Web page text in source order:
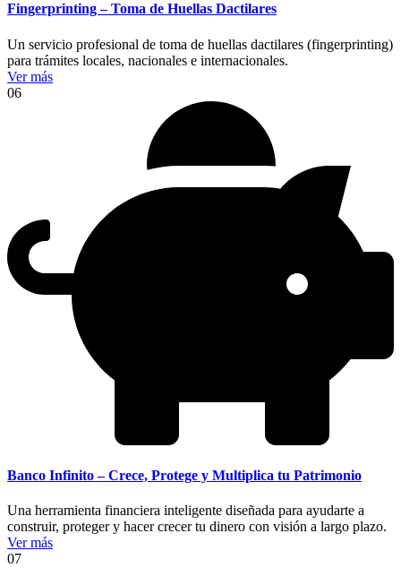
Fingerprinting – Toma de Huellas Dactilares
Un servicio profesional de toma de huellas dactilares (fingerprinting)
para trámites locales, nacionales e internacionales.
Ver más
06
Banco Infinito – Crece, Protege y Multiplica tu Patrimonio
Una herramienta financiera inteligente diseñada para ayudarte a
construir, proteger y hacer crecer tu dinero con visión a largo plazo.
Ver más
07